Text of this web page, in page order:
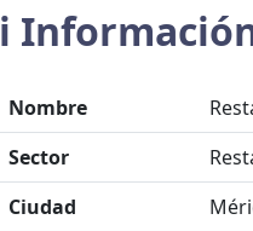
ℹ️
Nombre
Sector
Ciudad